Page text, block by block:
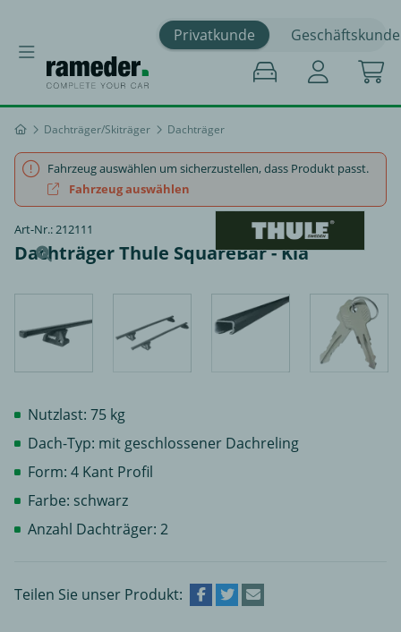
Privatkunde Geschäftskunde
Dachträger/Skiträger Dachträger
Fahrzeug auswählen um sicherzustellen, dass Produkt passt.
Fahrzeug auswählen
Art-Nr.: 212111
Dachträger Thule SquareBar - Kia
Nutzlast: 75 kg
Dach-Typ: mit geschlossener Dachreling
Form: 4 Kant Profil
Farbe: schwarz
Anzahl Dachträger: 2
Teilen Sie unser Produkt: